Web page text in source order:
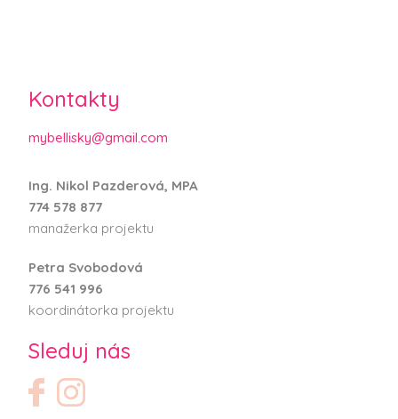
Kontakty
mybellisky@gmail.com
Ing. Nikol Pazderová, MPA
774 578 877
manažerka projektu
Petra Svobodová
776 541 996
koordinátorka projektu
Sleduj nás